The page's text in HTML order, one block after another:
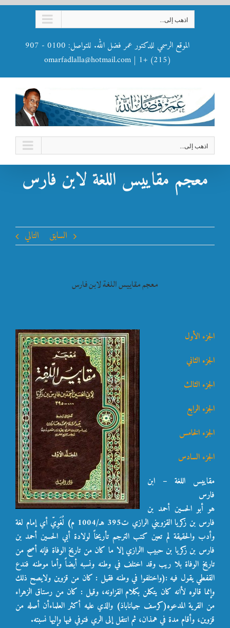
اذهب إلى...
الموقع الرسمي للدكتور عمر فضل الله. للتواصل: 0100 - 907
(215) +1
|
omarfadlalla@hotmail.com
اذهب إلى...
معجم مقاييس اللغة لابن فارس
السابق التالي
معجم مقاييس اللغة لابن فارس
الجزء الأول
الجزء الثاني
الجزء الثالث
الجزء الرابع
الجزء الخامس
الجزء السادس
مقاييس اللغة – ابن
فارس
هو أبو الحسين أحمد بن
فارس بن زكريا القزويني الرازي ت395 هـ/1004 م) لُغَوِيّ أي إمام لغة
وأدب والحقيقة لم تعين كتب الترجم تأريخاً لولادة أبي الحسين أحمد بن
فارس بن زكريا بن حبيب االرازي إلا ما كان من تاريخ الوفاة فإنه أصح من
تاريخ الوفاة بلا ريب وقد اختلف في وطنه ونسبه أيضاً وأما موطنه فندع
القفطي يقول فيه :(واختلفوا في وطنه فقيل : كان من قزوين ولايصح ذلك
وإنما قالوه لأانه كان يتكلن بكلام القزاونه، وقيل : كان من رستاق الزهراء
من القرية المدعوه(كرسف جياناباذ) والذي عليه أكثر العلماءأن أصله من
قزوين، وأقام مدة في همذان، ثم انتقل إلى الري فتوفي فيها وإليها نسبته.